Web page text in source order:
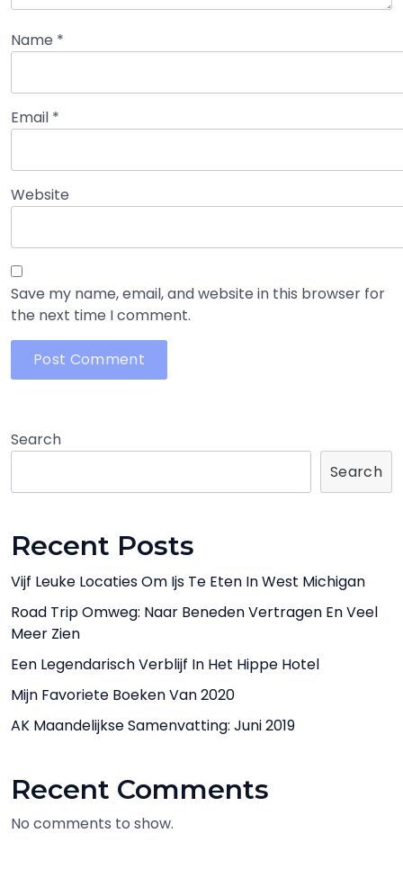
Name *
Email *
Website
Save my name, email, and website in this browser for
the next time I comment.
Search
Search
Recent Posts
Vijf Leuke Locaties Om Ijs Te Eten In West Michigan
Road Trip Omweg: Naar Beneden Vertragen En Veel
Meer Zien
Een Legendarisch Verblijf In Het Hippe Hotel
Mijn Favoriete Boeken Van 2020
AK Maandelijkse Samenvatting: Juni 2019
Recent Comments
No comments to show.